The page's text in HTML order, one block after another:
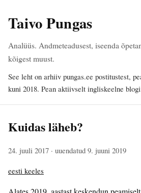
Taivo Pungas
Analüüs. Andmeteadusest, iseenda
kõigest muust.
See leht on arhiiv pungas.ee postitustest,
kuni 2018. Pean aktiivselt ingliskeelne
Kuidas läheb?
24. juuli 2017 · uuendatud 9. juuni 2019
eesti keeles